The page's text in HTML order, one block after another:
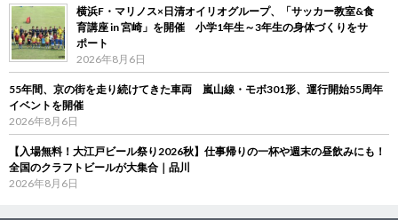
横浜F・マリノス×日清オイリオグループ、「サッカー教室&食
育講座 in 宮崎」を開催 小学1年生～3年生の身体づくりをサ
ポート
2026年8月6日
55年間、京の街を走り続けてきた車両 嵐山線・モボ301形、運行開始55周年
イベントを開催
2026年8月6日
【入場無料！大江戸ビール祭り2026秋】仕事帰りの一杯や週末の昼飲みにも！
全国のクラフトビールが大集合｜品川
2026年8月6日